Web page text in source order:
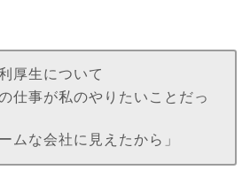
厚生について
仕事が私のやりたいことだっ
ムな会社に見えたから」